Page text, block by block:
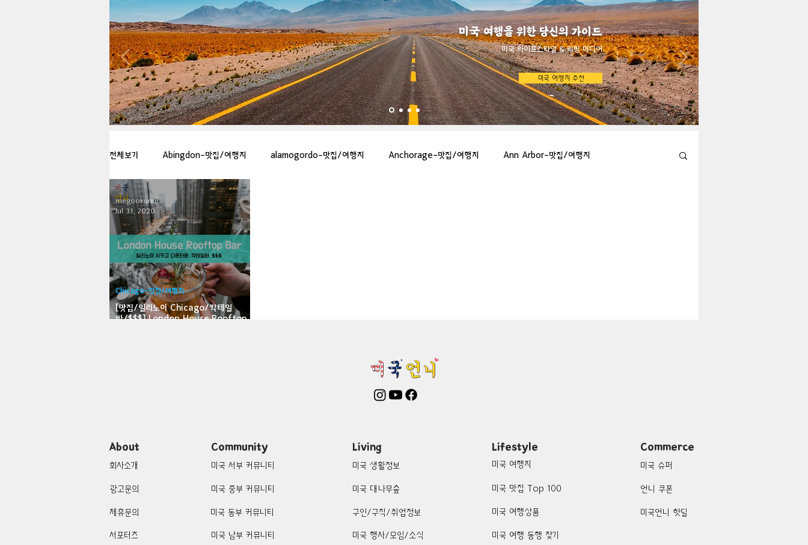
미국 여행을 위한 당신의 가이드
​미국 라이프스타일 & 리빙 미디어
미국 여행지 추천
전체보기 Abingdon-맛집/여행지 alamogordo-맛집/여행지 Anchorage-맛집/여행지 Ann Arbor-맛집/여행지
Arlington-맛집/여행지 Arlington-맛집/여행지
Badlands-맛집/여행지 Baltimore-맛집/여행지
Bloomfield-맛집/여행지
Cambridge-맛집/여행지
Cascade Locks-맛집/여행지 Centerport-맛집/여행지
[맛집/일리노이 Chicago/칵테일
바/$$$] London House Rooftop
Chicago-맛집/여행지
megookunni
Jul 31, 2020
About
회사소개
광고문의
제휴문의
서포터즈
Community
미국 서부 커뮤니티
미국 중부 커뮤니티
미국 동부 커뮤니티
미국 남부 커뮤니티
Living
미국 생활정보
미국 대나무숲
구인/구직/취업정보
미국 행사/모임/소식
Lifestyle
미국 여행지
미국 맛집 Top 100
미국 여행상품
미국 여행 동행 찾기
Commerce
미국 슈퍼
언니 쿠폰
미국언니 핫딜